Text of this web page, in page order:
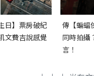
日】票房破紀
文費吉說感覺
傳【蝙蝠
同時拍攝
言！